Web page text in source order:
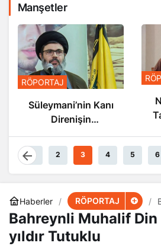
Manşetler
RÖPORTAJ
Süleymani’nin Kanı
Direnişin
Damarlarında
Akıyor
1 2 3 4 5 6
Haberler RÖPORTAJ
Bahreynli Muhalif Din
yıldır Tutuklu